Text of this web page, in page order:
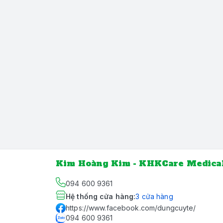
Kim Hoàng Kim - KHKCare
094 600 9361
Hệ thống cửa hàng:3 cửa hàng
https://www.facebook.com/dungcuyte/
094 600 9361